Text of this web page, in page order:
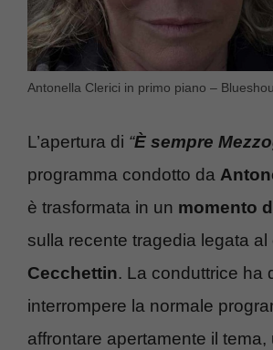
Antonella Clerici in primo piano –
L’apertura di “È sempre
programma condotto da
è trasformata in un momento
sulla recente tragedia legata al
Cecchettin. La conduttrice ha
interrompere la normale
affrontare apertamente il tema,